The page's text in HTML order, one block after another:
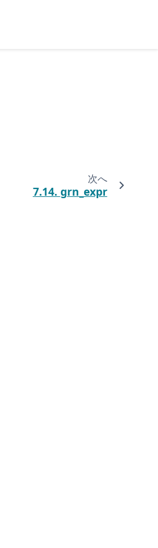
次へ
7.14. grn_expr